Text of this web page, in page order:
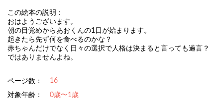
この絵本の説明：
おはようございます。
朝の目覚めからあおくんの1日が始まります。
起きたら先ず何を食べるのかな？
赤ちゃんだけでなく日々の選択で人格は決まると言っても過言？
ではありませんよね。
ページ数： 16
対象年齢：
0歳〜1歳